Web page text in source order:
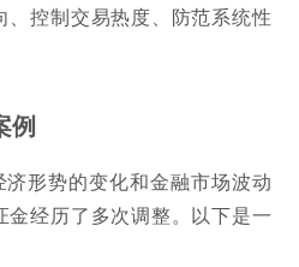
、控制交易热度、防范系统性
例
形势的变化和金融市场波动
经历了多次调整。以下是一